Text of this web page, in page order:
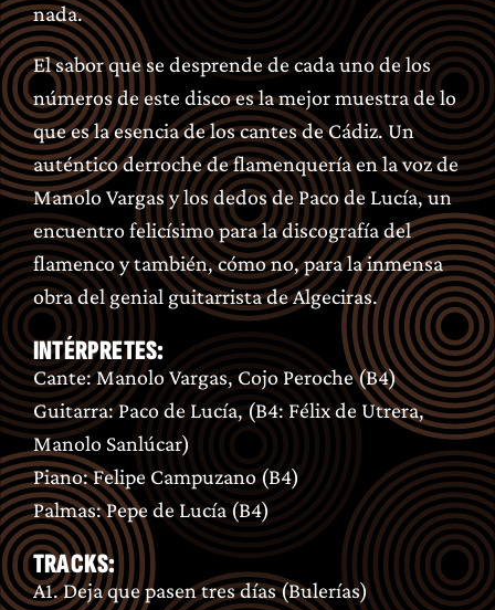
nada.
El sabor que se desprende de cada uno de los
números de este disco es la mejor muestra de lo
que es la esencia de los cantes de Cádiz. Un
auténtico derroche de flamenquería en la voz de
Manolo Vargas y los dedos de Paco de Lucía, un
encuentro felicísimo para la discografía del
flamenco y también, cómo no, para la inmensa
obra del genial guitarrista de Algeciras.
INTÉRPRETES:
Cante: Manolo Vargas, Cojo Peroche (B4)
Guitarra: Paco de Lucía, (B4: Félix de Utrera,
Manolo Sanlúcar)
Piano: Felipe Campuzano (B4)
Palmas: Pepe de Lucía (B4)
TRACKS:
A1. Deja que pasen tres días (Bulerías)